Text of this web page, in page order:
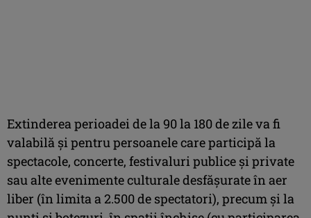
Extinderea perioadei de la 90 la 180 de zile va fi
valabilă şi pentru persoanele care participă la
spectacole, concerte, festivaluri publice şi private
sau alte evenimente culturale desfăşurate în aer
liber (în limita a 2.500 de spectatori), precum şi la